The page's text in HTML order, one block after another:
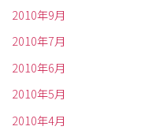
2010年9月
2010年7月
2010年6月
2010年5月
2010年4月